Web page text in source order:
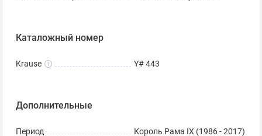
Каталожный номер
Krause Y# 443
Дополнительные
Период Король Рама IX (1986 - 2017)